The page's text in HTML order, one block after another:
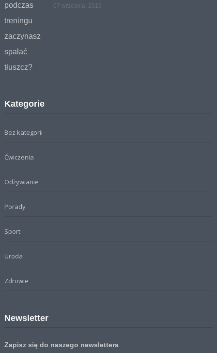
07 września, 2019
Kategorie
Bez kategorii
Ćwiczenia
Odżywianie
Porady
Sport
Uroda
Zdrowie
Newsletter
Zapisz się do naszego newslettera